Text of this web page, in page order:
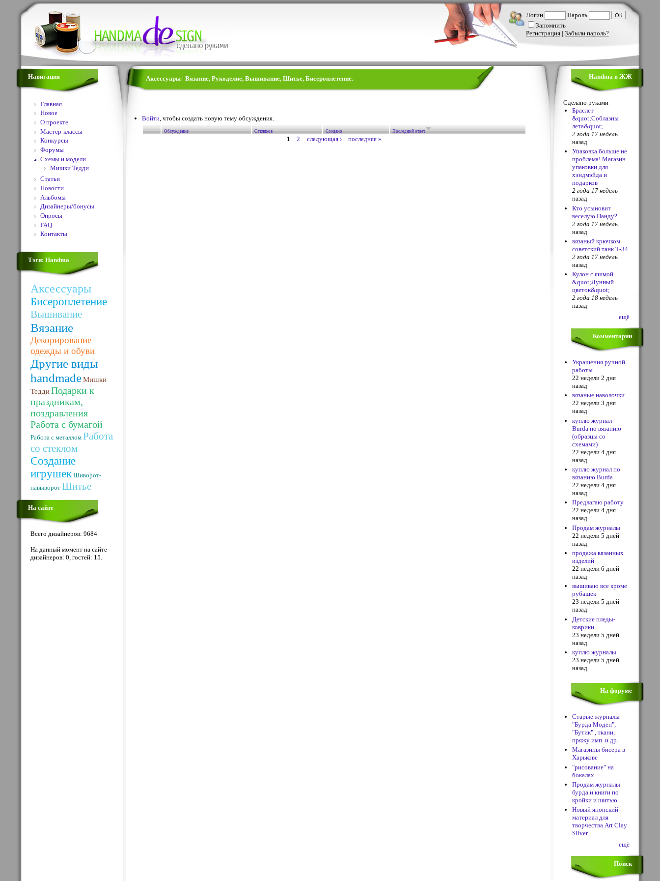
Логин
Пароль
Запомнить
Регистрация | Забыли пароль?
Навигация
Главная
Новое
О проекте
Мастер-классы
Конкурсы
Форумы
Схемы и модели
Мишки Тедди
Статьи
Новости
Альбомы
Дизайнеры/бонусы
Опросы
FAQ
Контакты
Тэги: Handma
Аксессуары
Бисероплетение
Вышивание
Вязание
Декорирование
одежды и обуви
Другие виды
handmadeМишки
ТеддиПодарки к
праздникам,
поздравления
Работа с бумагой
Работа с металлом Работа
со стеклом
Создание
игрушек Шиворот-
навыворот Шитье
На сайте
Всего дизайнеров: 9684
На данный момент на сайте
дизайнеров: 0, гостей: 15.
Аксессуары | Вязание, Рукоделие, Вышивание, Шитье, Бисероплетение.
Войти, чтобы создать новую тему обсуждения.
Обсуждение Откликов Создано Последний ответ
1 2 следующая › последняя »
Handma в ЖЖ
Сделано руками
Браслет
&quot;Соблазны
лета&quot;
2 года 17 недель
назад
Упаковка больше не
проблема! Магазин
упаковки для
хэндмэйда и
подарков
2 года 17 недель
назад
Кто усыновит
веселую Панду?
2 года 17 недель
назад
вязаный крючком
советский танк Т-34
2 года 17 недель
назад
Кулон с яшмой
&quot;Лунный
цветок&quot;
2 года 18 недель
назад
ещё
Комментарии
Украшения ручной
работы
22 недели 2 дня
назад
вязаные наволочки
22 недели 3 дня
назад
куплю журнал
Burda по вязанию
(образцы со
схемами)
22 недели 4 дня
назад
куплю журнал по
вязанию Burda
22 недели 4 дня
назад
Предлагаю работу
22 недели 4 дня
назад
Продам журналы
22 недели 5 дней
назад
продажа вязанных
изделий
22 недели 6 дней
назад
вышиваю все кроме
рубашек
23 недели 5 дней
назад
Детские пледы-
коврики
23 недели 5 дней
назад
куплю журналы
23 недели 5 дней
назад
На форуме
Старые журналы
"Бурда Моден",
"Бутик" , ткани,
пряжу имп. и др.
Магазины бисера в
Харькове
"рисование" на
бокалах
Продам журналы
бурда и книги по
кройки и шитью
Новый японский
материал для
творчества Art Clay
Silver .
ещё
Поиск